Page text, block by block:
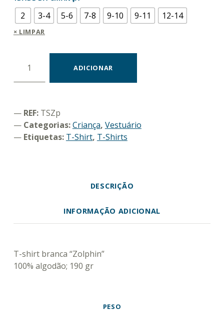
2 3-4 5-6 7-8 9-10 9-11 12-14
LIMPAR
ADICIONAR
REF: TSZp
Categorias:Criança, Vestuário
Etiquetas: T-Shirt, T-Shirts
DESCRIÇÃO
INFORMAÇÃO ADICIONAL
T-shirt branca “Zolphin”
100% algodão; 190 gr
PESO